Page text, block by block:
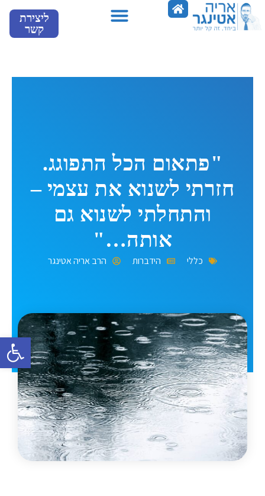
דילוג
לתוכן
ליצירת
קשר
"פתאום הכל התפוגג.
חזרתי לשנוא את עצמי –
והתחלתי לשנוא גם
אותה…"
כללי הידברות הרב אריה אטינגר
פתח